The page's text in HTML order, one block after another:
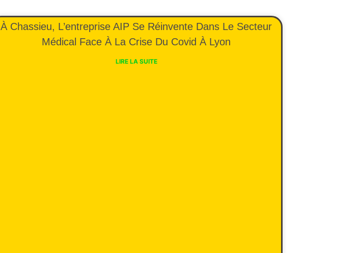
À Chassieu, L’entreprise AIP Se Réinvente Dans Le Secteur
Médical Face À La Crise Du Covid À Lyon
LIRE LA SUITE